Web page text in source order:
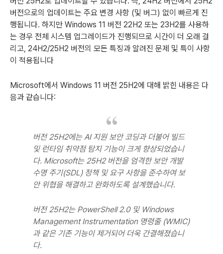
버전으로의 업데이트는 주요 변경 사항 (및 버그) 없이 빠르게 진
행됩니다. 하지만 Windows 11 버전 22H2 또는 23H2를 사용하
는 경우 전체 시스템 업그레이드가 진행되므로 시간이 더 오래 걸
리고, 24H2/25H2 버전의 모든 특징과 알려진 문제 및 특이 사항
이 적용됩니다
Microsoft에서 Windows 11 버전 25H2에 대해 밝힌 내용은 다
음과 같습니다:
버전 25H2에는 AI 지원 보안 코딩과 더불어 빌드
및 런타임 취약점 탐지 기능이 크게 향상되었습니
다. Microsoft는 25H2 버전을 엄격한 보안 개발
수명 주기(SDL) 정책 및 요구 사항을 준수하여 보
안 위협을 해결하고 완화하도록 설계했습니다.
버전 25H2는 PowerShell 2.0 및 Windows
Management Instrumentation 명령줄 (WMIC)
과 같은 기존 기능이 제거되어 더욱 간결해졌습니
다.